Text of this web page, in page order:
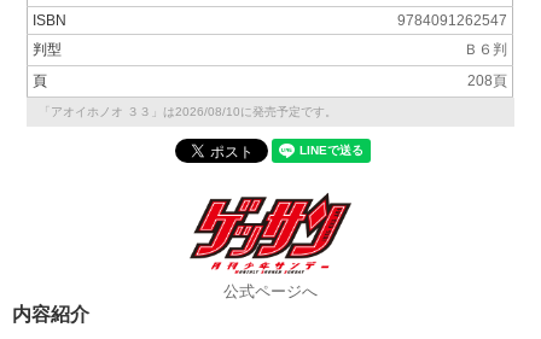
ISBN
9784091262547
判型
Ｂ６判
頁
208頁
「アオイホノオ ３３」は2026/08/10に発売予定です。
公式ページへ
内容紹介